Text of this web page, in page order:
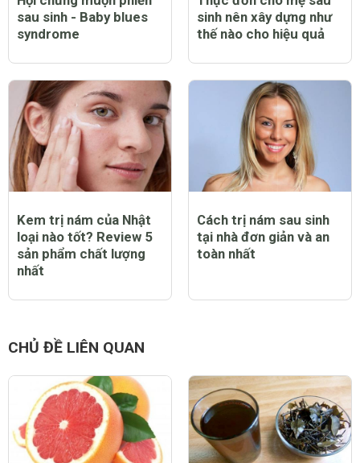
sau sinh - Baby blues
syndrome
sinh nên xây dựng như
thế nào cho hiệu quả
Kem trị nám của Nhật
loại nào tốt? Review 5
sản phẩm chất lượng
nhất
Cách trị nám sau sinh
tại nhà đơn giản và an
toàn nhất
CHỦ ĐỀ LIÊN QUAN